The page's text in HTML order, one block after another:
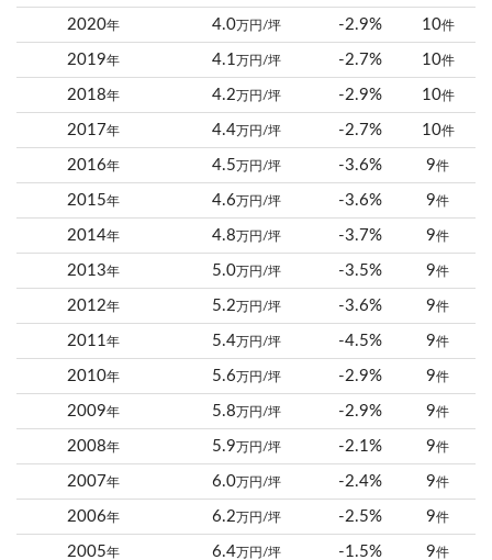
2020年 4.0万円/坪 -2.9% 10件
2019年 4.1 万円/坪 -2.7% 10件
2018年 4.2 万円/坪 -2.9% 10件
2017年 4.4万円/坪 -2.7% 10件
2016年 4.5 万円/坪 -3.6% 9件
2015年 4.6 万円/坪 -3.6% 9件
2014年 4.8 万円/坪 -3.7% 9件
2013年 5.0万円/坪 -3.5% 9件
2012年 5.2 万円/坪 -3.6% 9件
2011年 5.4万円/坪 -4.5% 9件
2010年 5.6 万円/坪 -2.9% 9件
2009年 5.8 万円/坪 -2.9% 9件
2008年 5.9 万円/坪 -2.1% 9件
2007年 6.0万円/坪 -2.4% 9件
2006年 6.2 万円/坪 -2.5% 9件
2005年 6.4万円/坪 -1.5% 9件